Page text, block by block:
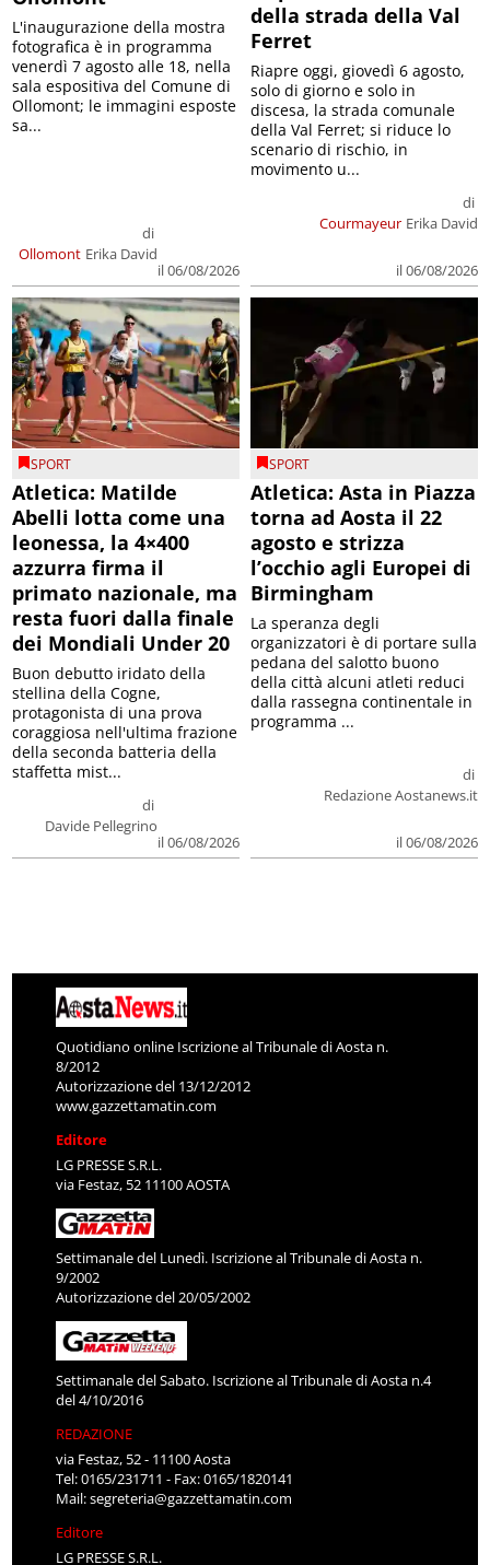
Ollomont
di
Erika David
il 06/08/2026
L'inaugurazione della mostra
fotografica è in programma
venerdì 7 agosto alle 18, nella
sala espositiva del Comune di
Ollomont; le immagini esposte
sa...
della strada della Val
Ferret
Courmayeur
di
Erika David
il 06/08/2026
Riapre oggi, giovedì 6 agosto,
solo di giorno e solo in
discesa, la strada comunale
della Val Ferret; si riduce lo
scenario di rischio, in
movimento u...
SPORT
Atletica: Matilde
Abelli lotta come una
leonessa, la 4×400
azzurra firma il
primato nazionale, ma
resta fuori dalla finale
dei Mondiali Under 20
di
Davide Pellegrino
il 06/08/2026
Buon debutto iridato della
stellina della Cogne,
protagonista di una prova
coraggiosa nell'ultima frazione
della seconda batteria della
staffetta mist...
SPORT
Atletica: Asta in Piazza
torna ad Aosta il 22
agosto e strizza
l’occhio agli Europei di
Birmingham
di
Redazione Aostanews.it
il 06/08/2026
La speranza degli
organizzatori è di portare sulla
pedana del salotto buono
della città alcuni atleti reduci
dalla rassegna continentale in
programma ...
Quotidiano online Iscrizione al Tribunale di Aosta n.
8/2012
Autorizzazione del 13/12/2012
www.gazzettamatin.com
Editore
LG PRESSE S.R.L.
via Festaz, 52 11100 AOSTA
Settimanale del Lunedì. Iscrizione al Tribunale di Aosta n.
9/2002
Autorizzazione del 20/05/2002
Settimanale del Sabato. Iscrizione al Tribunale di Aosta n.4
del 4/10/2016
REDAZIONE
via Festaz, 52 - 11100 Aosta
Tel: 0165/231711 - Fax: 0165/1820141
Mail:segreteria@gazzettamatin.com
Editore
LG PRESSE S.R.L.